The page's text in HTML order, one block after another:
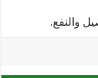
والنفع.